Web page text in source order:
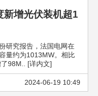
新增光伏装机超1
研究报告，法国电网在
量约为1013MW。相比
98M.. [详内文]
2024-06-19 10:49